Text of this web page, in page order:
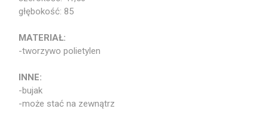
głębokość: 85
MATERIAŁ:
-tworzywo polietylen
INNE:
-bujak
-może stać na zewnątrz